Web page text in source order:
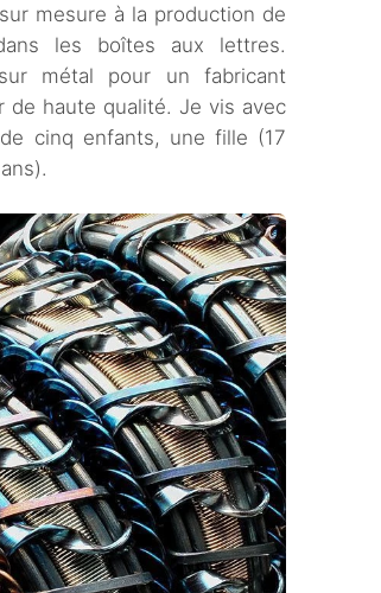
mesure à la production de
les boîtes aux lettres.
métal pour un fabricant
de haute qualité. Je vis avec
cinq enfants, une fille (17